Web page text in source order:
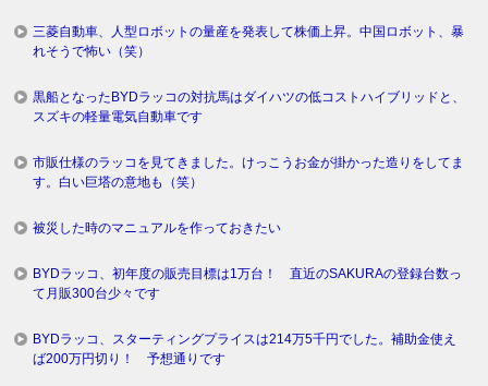
三菱自動車、人型ロボットの量産を発表して株価上昇。中国ロボット、暴
れそうで怖い（笑）
黒船となったBYDラッコの対抗馬はダイハツの低コストハイブリッドと、
スズキの軽量電気自動車です
市販仕様のラッコを見てきました。けっこうお金が掛かった造りをしてま
す。白い巨塔の意地も（笑）
被災した時のマニュアルを作っておきたい
BYDラッコ、初年度の販売目標は1万台！ 直近のSAKURAの登録台数っ
て月販300台少々です
BYDラッコ、スターティングプライスは214万5千円でした。補助金使え
ば200万円切り！ 予想通りです